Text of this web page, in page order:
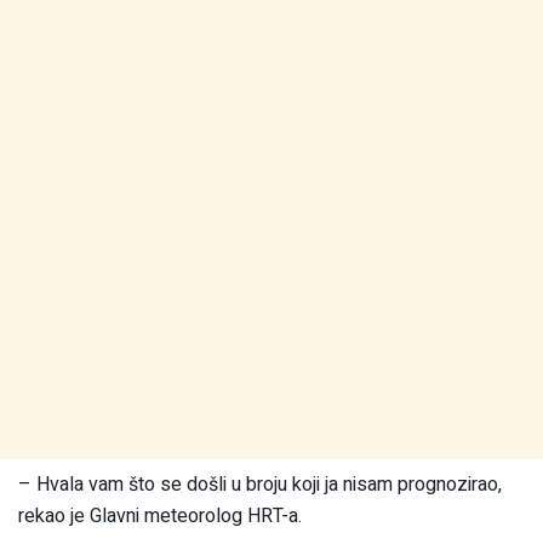
– Hvala vam što se došli u broju koji ja nisam prognozirao,
rekao je Glavni meteorolog HRT-a.